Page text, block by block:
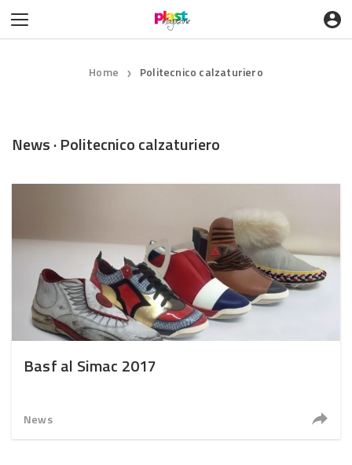
Home ❯ Politecnico calzaturiero
News · Politecnico calzaturiero
Basf al Simac 2017
News